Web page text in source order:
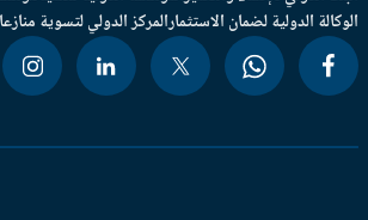
الدولية لضمان الاستثمارالمركز الدولي لتسوية منازعات